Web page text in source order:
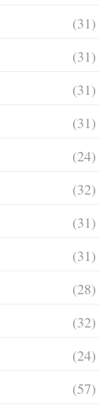
(31)
(31)
(31)
(31)
(24)
(32)
(31)
(31)
(28)
(32)
(24)
(57)